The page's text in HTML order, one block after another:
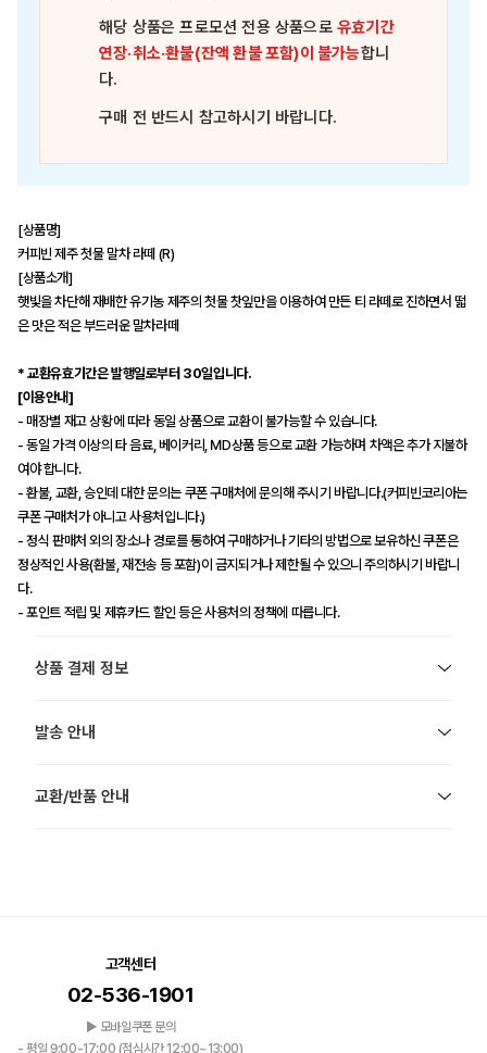
해당 상품은프로모션 전용 상품으로유효기간
연장·취소·환불(잔액 환불 포함)이 불가능합니
다.
구매 전 반드시 참고하시기 바랍니다.
[상품명]
커피빈 제주 첫물 말차 라떼 (R)
[상품소개]
햇빛을 차단해 재배한 유기농 제주의 첫물 찻잎만을 이용하여 만든 티 라떼로 진하면서 떫
은 맛은 적은 부드러운 말차라떼
* 교환유효기간은 발행일로부터 30일입니다.
[이용안내]
- 매장별 재고 상황에 따라 동일 상품으로 교환이 불가능할 수 있습니다.
- 동일 가격 이상의 타 음료, 베이커리, MD상품 등으로 교환 가능하며 차액은 추가 지불하
여야 합니다.
- 환불, 교환, 승인데 대한 문의는 쿠폰 구매처에 문의해 주시기 바랍니다.(커피빈코리아는
쿠폰 구매처가 아니고 사용처입니다.)
- 정식 판매처 외의 장소나 경로를 통하여 구매하거나 기타의 방법으로 보유하신 쿠폰은
정상적인 사용(환불, 재전송 등 포함)이 금지되거나 제한될 수 있으니 주의하시기 바랍니
다.
- 포인트 적립 및 제휴카드 할인 등은 사용처의 정책에 따릅니다.
상품 결제 정보
발송 안내
교환/반품 안내
고객센터
02-536-1901
▶ 모바일쿠폰 문의
- 평일 9:00-17:00 (점심시간 12:00~13:00)